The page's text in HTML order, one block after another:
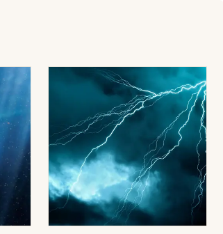
en tournée
à Quimper
à Quimper